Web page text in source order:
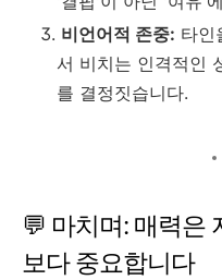
비언어적 존중: 타인
서 비치는 인격적인
를 결정짓습니다.
💬 마치며: 매력은
보다 중요합니다